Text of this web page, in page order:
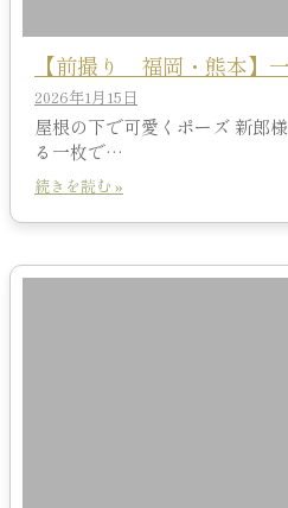
【前撮り 福岡・熊本】
2026年1月15日
屋根の下で可愛くポーズ 新郎
る一枚で…
続きを読む »